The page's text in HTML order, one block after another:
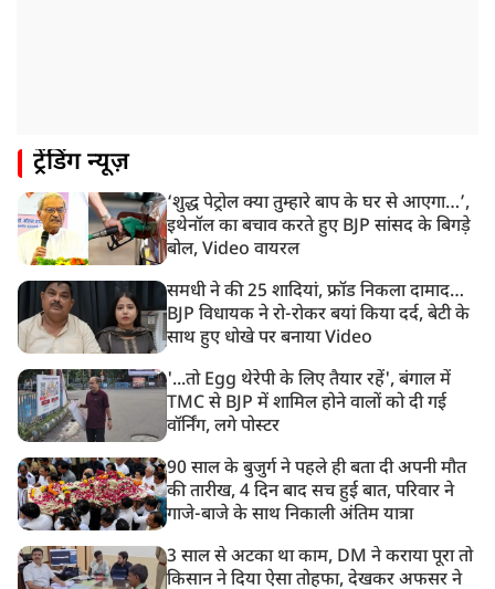
अभिषेक बनर्जी को आंखों के इलाज के लिए विदेश जाने की
1:40 PM
रांची: झारखंड विधानसभा परिसर में घुसे छात्र प्रदर्शनकारी,
पुलिस ने किया लाठीचार्ज
ट्रेंडिंग न्यूज़
‘शुद्ध पेट्रोल क्या तुम्हारे बाप के घर से आएगा…’,
इथेनॉल का बचाव करते हुए BJP सांसद के बिगड़े
बोल, Video वायरल
समधी ने की 25 शादियां, फ्रॉड निकला दामाद…
BJP विधायक ने रो-रोकर बयां किया दर्द, बेटी के
साथ हुए धोखे पर बनाया Video
'...तो Egg थेरेपी के लिए तैयार रहें', बंगाल में
TMC से BJP में शामिल होने वालों को दी गई
वॉर्निंग, लगे पोस्टर
90 साल के बुजुर्ग ने पहले ही बता दी अपनी मौत
की तारीख, 4 दिन बाद सच हुई बात, परिवार ने
गाजे-बाजे के साथ निकाली अंतिम यात्रा
3 साल से अटका था काम, DM ने कराया पूरा तो
किसान ने दिया ऐसा तोहफा, देखकर अफसर ने